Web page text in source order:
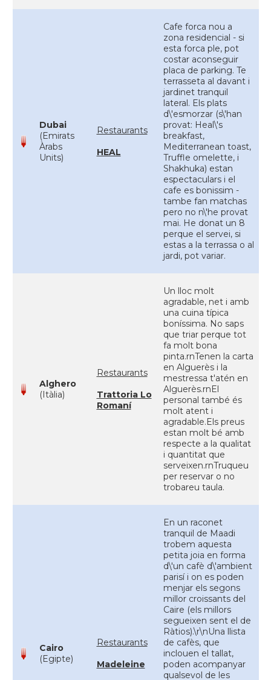
Dubai
(Emirats
Àrabs
Units)
Restaurants
HEAL
Cafe forca nou a
zona residencial - si
esta forca ple, pot
costar aconseguir
placa de parking. Te
terrasseta al davant i
jardinet tranquil
lateral. Els plats
d\'esmorzar (s\'han
provat: Heal\'s
breakfast,
Mediterranean toast,
Truffle omelette, i
Shakhuka) estan
espectaculars i el
cafe es bonissim -
tambe fan matchas
pero no n\'he provat
mai. He donat un 8
perque el servei, si
estas a la terrassa o al
jardi, pot variar.
Alghero
(Itàlia)
Restaurants
Trattoria Lo
Romaní
Un lloc molt
agradable, net i amb
una cuina típica
boníssima. No saps
que triar perque tot
fa molt bona
pinta.rnTenen la carta
en Alguerès i la
mestressa t'atén en
Alguerès.rnEl
personal també és
molt atent i
agradable.Els preus
estan molt bé amb
respecte a la qualitat
i quantitat que
serveixen.rnTruqueu
per reservar o no
trobareu taula.
Cairo
(Egipte)
Restaurants
Madeleine
En un raconet
tranquil de Maadi
trobem aquesta
petita joia en forma
d\'un cafè d\'ambient
parisí i on es poden
menjar els segons
millor croissants del
Caire (els millors
segueixen sent el de
Ràtios).\r\nUna llista
de cafès, que
inclouen el tallat,
poden acompanyar
qualsevol de les